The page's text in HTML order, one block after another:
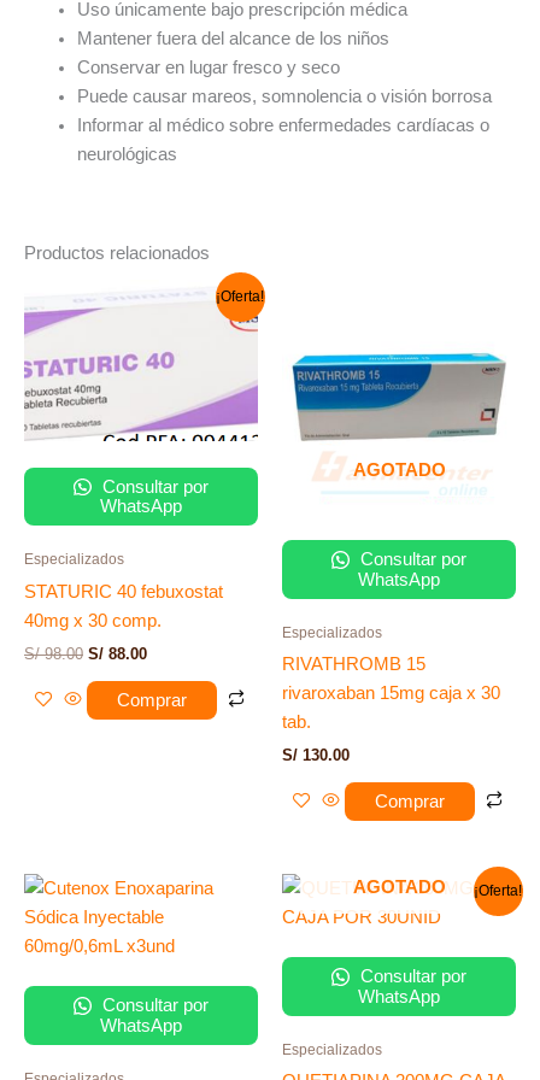
Uso únicamente bajo prescripción médica
Mantener fuera del alcance de los niños
Conservar en lugar fresco y seco
Puede causar mareos, somnolencia o visión borrosa
Informar al médico sobre enfermedades cardíacas o
neurológicas
Productos relacionados
¡Oferta!
Consultar por
WhatsApp
Especializados
STATURIC 40 febuxostat
40mg x 30 comp.
S/98.00
precio
S/ 98.00.
S/ 88.00
es:
S/ 88.00.
Comprar
AGOTADO
Consultar por
WhatsApp
Especializados
RIVATHROMB 15
rivaroxaban 15mg caja x 30
tab.
S/ 130.00
Comprar
Consultar por
WhatsApp
¡Oferta!
AGOTADO
Consultar por
WhatsApp
Especializados
El
original
El
actual